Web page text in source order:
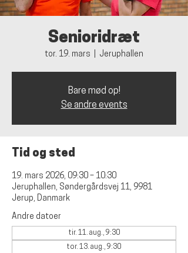
Senioridræt
tor. 19. mars Jeruphallen
Bare mød op!
Se andre events
Tid og sted
19. mars 2026, 09:30 – 10:30
Jeruphallen, Søndergårdsvej 11, 9981
Jerup, Danmark
Andre datoer
tir. 11. aug., 9:30
tor. 13. aug., 9:30